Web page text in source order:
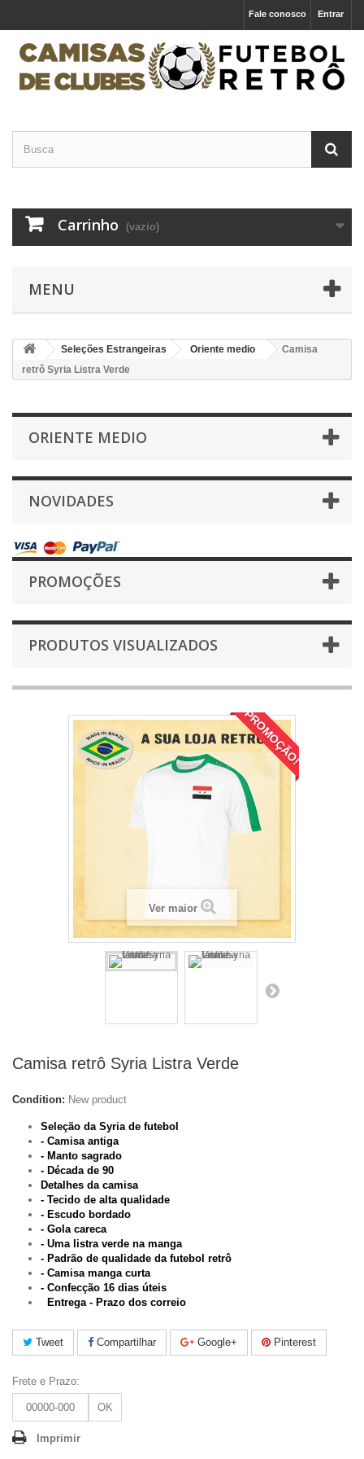
Entrar
Fale conosco
Carrinho (vazio)
MENU
Seleções Estrangeiras Oriente medio
Camisa
retrô Syria Listra Verde
ORIENTE MEDIO
NOVIDADES
PROMOÇÕES
PRODUTOS VISUALIZADOS
PROMOÇÃO!
Ver maior
Camisa retrô Syria Listra Verde
Condition: New product
Seleção da Syria de futebol
- Camisa antiga
- Manto sagrado
- Década de 90
Detalhes da camisa
- Tecido de alta qualidade
- Escudo bordado
- Gola careca
- Uma listra verde na manga
- Padrão de qualidade da futebol retrô
- Camisa manga curta
- Confecção 16 dias úteis
Entrega - Prazo dos correio
Tweet Compartilhar Google+ Pinterest
Frete e Prazo:
OK
Imprimir